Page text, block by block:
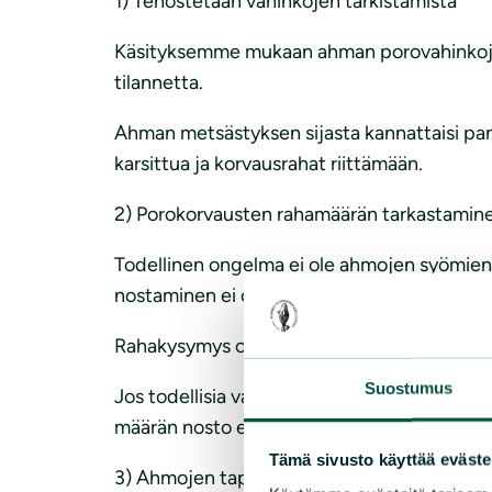
Suostumus
Tämä sivusto käyttää
Käsityksemme mukaan ahman
tilannetta.
Ahman metsästyksen sijasta kannattaisi
karsittua ja korvausrahat riittämään.
2) Porokorvausten rahamäärän
Todellinen ongelma ei ole ahmojen
nostaminen ei ole johtanut siihen, että
Rahakysymys on täysin ihmisten eli
Jos todellisia vahinkoja on paljon,
määrän nosto edellyttää notifikaatiota
3) Ahmojen tappamisen sijaan niitä